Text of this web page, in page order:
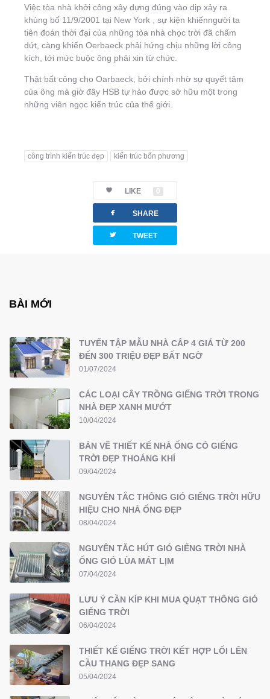
Việc tòa nhà khởi công xây dựng đúng vào dịp xảy ra
khủng bố 11/9/2001 tại New York , sự kiện khiếnngười ta
tiên đoán thời đại của những tòa nhà chọc trời đã chấm
dứt, càng khiến Oerbaeck phải hứng chịu những lời công
kích, tới mức buộc ông phải xin từ chức.
Thật bất công cho Oarbaeck, bởi chính nhờ sự quyết tâm
của ông mà giờ đây HSB tự hào được sở hữu một trong
những viên ngọc kiến trúc của thế giới.
công trình kiến trúc đẹp kiến trúc bốn phương
LIKE 0
facebook SHARE
twitterbird TWEET
BÀI MỚI
TUYỂN TẬP MẪU NHÀ CẤP 4 GIÁ TỪ 200
ĐẾN 300 TRIỆU ĐẸP BẤT NGỜ
01/07/2024
CÁC LOẠI CÂY TRỒNG GIẾNG TRỜI TRONG
NHÀ ĐẸP XANH MƯỚT
10/04/2024
BẢN VẼ THIẾT KẾ NHÀ ỐNG CÓ GIẾNG
TRỜI ĐẸP THOÁNG KHÍ
09/04/2024
NGUYÊN TẮC THÔNG GIÓ GIẾNG TRỜI HỮU
HIỆU CHO NHÀ ỐNG ĐẸP
08/04/2024
NGUYÊN TẮC HÚT GIÓ GIẾNG TRỜI NHÀ
ỐNG GIÓ LÙA MÁT LỊM
07/04/2024
LƯU Ý CẦN KÍP KHI MUA QUẠT THÔNG GIÓ
GIẾNG TRỜI
06/04/2024
THIẾT KẾ GIẾNG TRỜI KẾT HỢP LỐI LÊN
CẦU THANG ĐẸP SANG
05/04/2024